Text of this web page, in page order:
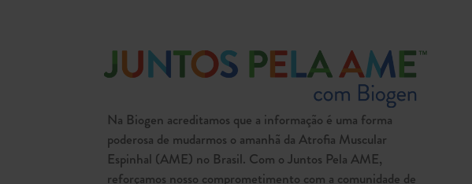
Na Biogen acreditamos que a informação é uma forma
poderosa de mudarmos o amanhã da Atrofia Muscular
Espinhal (AME) no Brasil. Com o Juntos Pela AME,
reforçamos nosso comprometimento com a comunidade de